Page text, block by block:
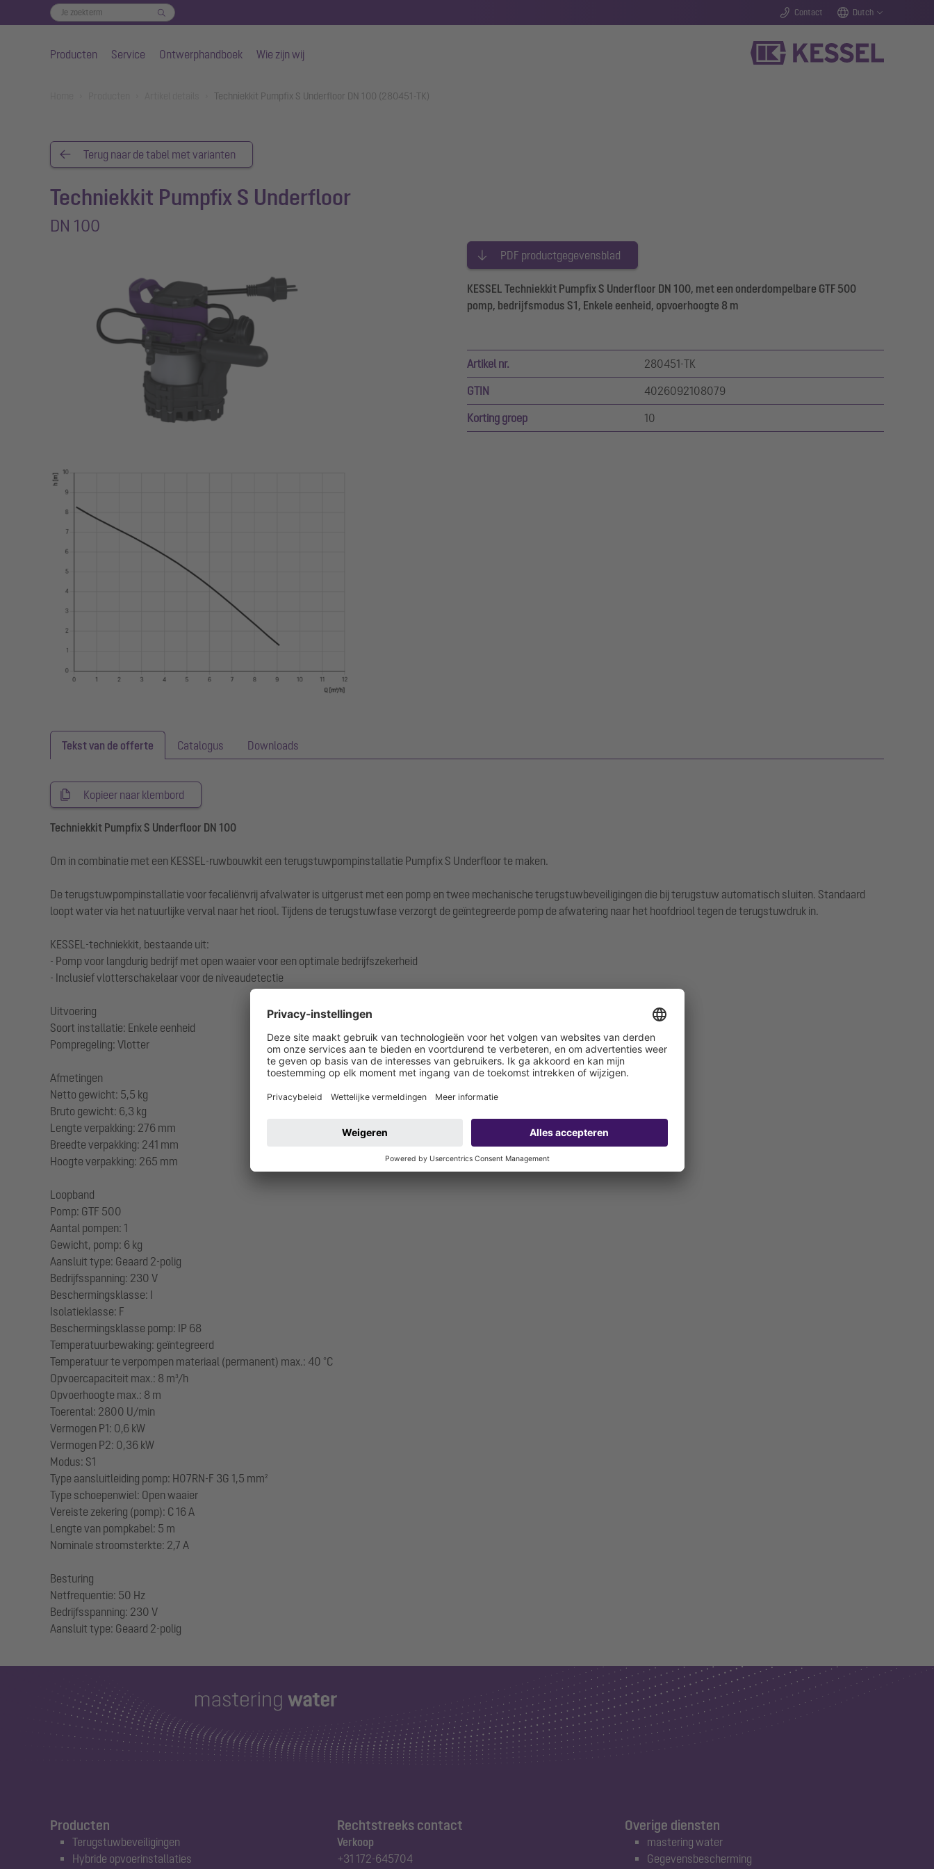
Contact Dutch
Producten Service Ontwerphandboek Wie zijn wij
Techniekkit Pumpfix S Underfloor DN 100 (280451-TK)
Terug naar de tabel met varianten
Techniekkit Pumpfix S Underfloor
DN 100
PDF productgegevensblad
KESSEL Techniekkit Pumpfix S Underfloor DN 100, met een onderdompelbare GTF 500
pomp, bedrijfsmodus S1, Enkele eenheid, opvoerhoogte 8 m
Artikel nr. 280451-TK
GTIN 4026092108079
Korting groep 10
Tekst van de offerte Catalogus Downloads
Kopieer naar klembord
Techniekkit Pumpfix S Underfloor DN 100
Om in combinatie met een KESSEL-ruwbouwkit een terugstuwpompinstallatie Pumpfix S Underfloor te maken.
De terugstuwpompinstallatie voor fecaliënvrij afvalwater is uitgerust met een pomp en twee mechanische terugstuwbeveiligingen die bij terugstuw automatisch sluiten. Standaard
loopt water via het natuurlijke verval naar het riool. Tijdens de terugstuwfase verzorgt de geïntegreerde pomp de afwatering naar het hoofdriool tegen de terugstuwdruk in.
KESSEL-techniekkit, bestaande uit:
- Pomp voor langdurig bedrijf met open waaier voor een optimale bedrijfszekerheid
- Inclusief vlotterschakelaar voor de niveaudetectie
Uitvoering
Soort installatie: Enkele eenheid
Pompregeling: Vlotter
Afmetingen
Netto gewicht: 5,5 kg
Bruto gewicht: 6,3 kg
Lengte verpakking: 276 mm
Breedte verpakking: 241 mm
Hoogte verpakking: 265 mm
Loopband
Pomp: GTF 500
Aantal pompen: 1
Gewicht, pomp: 6 kg
Aansluit type: Geaard 2-polig
Bedrijfsspanning: 230 V
Beschermingsklasse: I
Isolatieklasse: F
Beschermingsklasse pomp: IP 68
Temperatuurbewaking: geïntegreerd
Temperatuur te verpompen materiaal (permanent) max.: 40 °C
Opvoercapaciteit max.: 8 m³/h
Opvoerhoogte max.: 8 m
Toerental: 2800 U/min
Vermogen P1: 0,6 kW
Vermogen P2: 0,36 kW
Modus: S1
Type aansluitleiding pomp: H07RN-F 3G 1,5 mm²
Type schoepenwiel: Open waaier
Vereiste zekering (pomp): C 16 A
Lengte van pompkabel: 5 m
Nominale stroomsterkte: 2,7 A
Besturing
Netfrequentie: 50 Hz
Bedrijfsspanning: 230 V
Producten
Terugstuwbeveiligingen
Hybride opvoerinstallaties
Rechtstreeks contact
Verkoop
+31 172-645704
Overige diensten
mastering water
Gegevensbescherming